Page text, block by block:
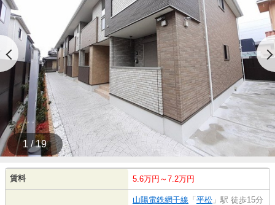
1 / 19
賃料 5.6万円～7.2万円
山陽電鉄網干線 「 平松 」駅 徒歩15分